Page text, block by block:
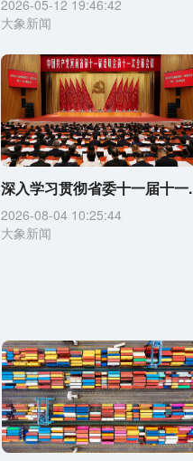
2026-05-12 19:46:42
大象新闻
深入学习贯彻省委十一届十一
2026-08-04 10:25:44
大象新闻